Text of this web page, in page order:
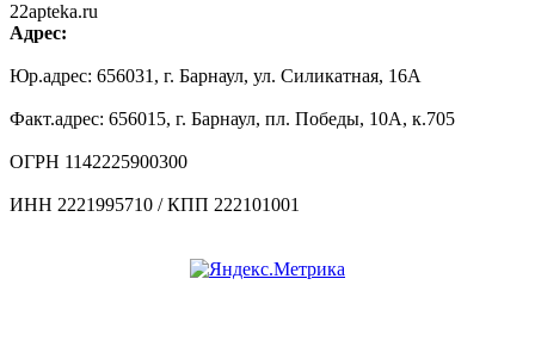
22apteka.ru
Адрес:
Юр.адрес: 656031, г. Барнаул, ул. Силикатная, 16А
Факт.адрес: 656015, г. Барнаул, пл. Победы, 10А, к.705
ОГРН 1142225900300
ИНН 2221995710 / КПП 222101001